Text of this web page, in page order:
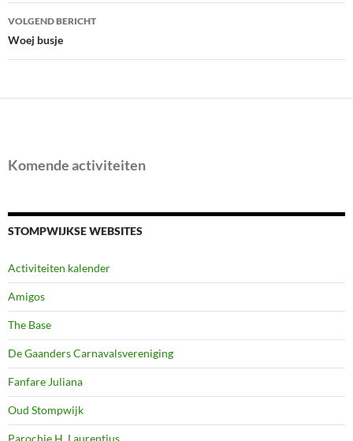
VOLGEND BERICHT
Woej busje
Komende activiteiten
STOMPWIJKSE WEBSITES
Activiteiten kalender
Amigos
The Base
De Gaanders Carnavalsvereniging
Fanfare Juliana
Oud Stompwijk
Parochie H. Laurentius